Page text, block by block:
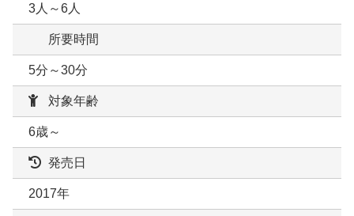
3人～6人
所要時間
5分～30分
対象年齢
6歳～
発売日
2017年